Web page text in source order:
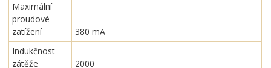
Maximální
proudové
zatížení
380 mA
Indukčnost
zátěže
2000